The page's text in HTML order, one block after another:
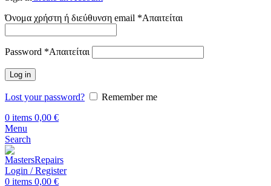
Όνομα χρήστη ή διεύθυνση email *Απαιτείται
Password *Απαιτείται
Log in
Lost your password?
Remember me
0 items 0,00 €
Menu
Search
Login / Register
0 items 0,00 €